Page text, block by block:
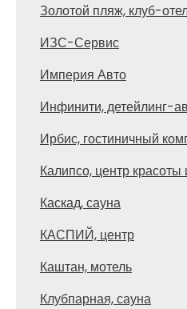
Золотой пляж, клуб-
ИЗС-Сервис
Империя Авто
Инфинити, детейлинг-
Ирбис, гостиничный
Калипсо, центр красоты
Каскад, сауна
КАСПИЙ, центр
Каштан, мотель
Клубпарная, сауна